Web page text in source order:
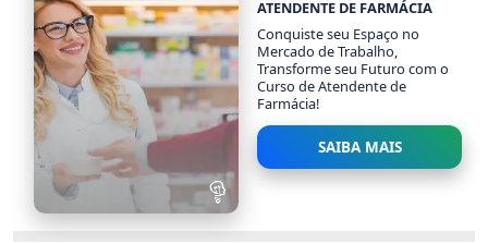
ATENDENTE DE
ATENDENTE DE FARMÁCIA
Conquiste seu Espaço no
Mercado de Trabalho,
Transforme seu Futuro com o
Curso de Atendente de
Farmácia!
SAIBA MAIS